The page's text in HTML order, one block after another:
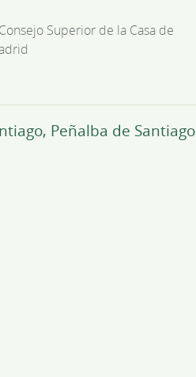
Consejo Superior de la Casa de
Peñalba de Santiago